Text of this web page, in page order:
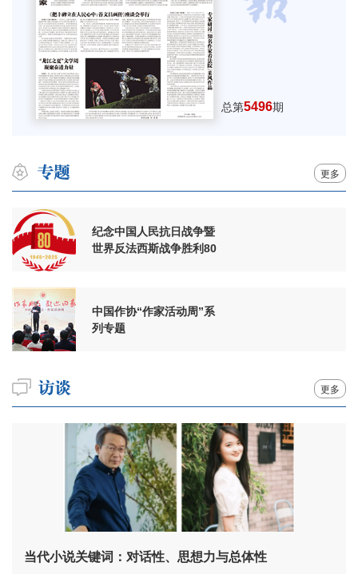
总第5496期
更多
纪念中国人民抗日战争暨
世界反法西斯战争胜利80
中国作协“作家活动周”系
列专题
更多
当代小说关键词：对话性、思想力与总体性